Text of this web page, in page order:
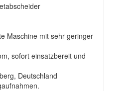
Maschine mit sehr geringer
sofort einsatzbereit und
Deutschland